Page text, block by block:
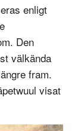
enligt
Den
välkända
fram.
visat